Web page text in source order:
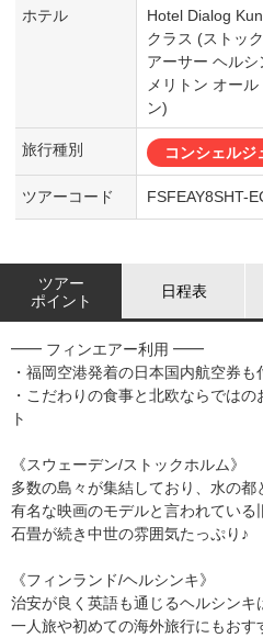
ホテル
Hotel Dialog
クラス (ストッ
アーサー ヘル
メリトン オー
ン)
旅行種別 コンシェルジ
ツアーコード FSFEAY8SHT-
ツアー
ポイント
日程表
━━ フィンエアー利用 ━━
・福岡空港発着の日本国内航空券
・こだわりの食事と北欧ならでは
ト
《スウェーデン/ストックホルム》
多数の島々が集結しており、水の都
有名な映画のモデルと言われている
石畳が続き中世の雰囲気たっぷり♪
《フィンランド/ヘルシンキ》
治安が良く英語も通じるヘルシンキ
一人旅や初めての海外旅行にもおす